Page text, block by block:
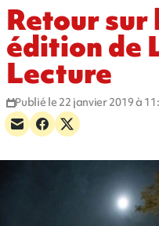
Retour
édition de
Lecture
Publié le 22 janvier 2019 à